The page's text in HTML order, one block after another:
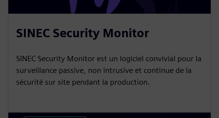
SINEC Security Monitor
SINEC Security Monitor est un logiciel convivial pour la
surveillance passive, non intrusive et continue de la
sécurité sur site pendant la production.